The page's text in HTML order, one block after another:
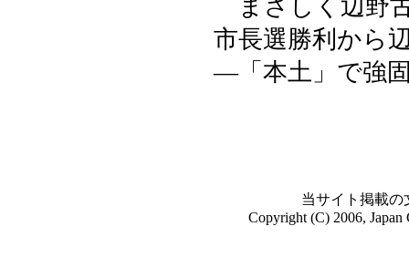
まさしく辺野
市長選勝利から
―「本土」で強
当サイト掲載の
Copyright (C) 2006, Japan